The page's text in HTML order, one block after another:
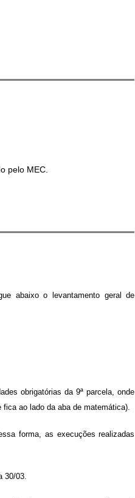
pelo MEC.
abaixo o levantamento geral de
obrigatórias da 9ª parcela, onde
ao lado da aba de matemática).
forma, as execuções realizadas
30/03.